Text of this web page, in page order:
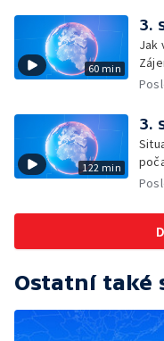
60 min
3.
Jak
122 min
3.
Ostatní také